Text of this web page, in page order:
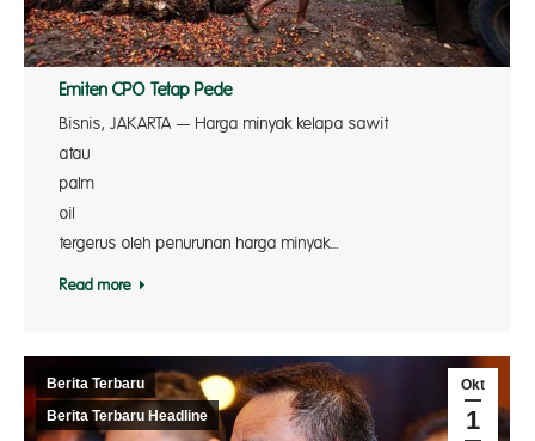
Emiten CPO Tetap Pede
Bisnis, JAKARTA — Harga minyak kelapa sawit
atau
palm
oil
tergerus oleh penurunan harga minyak…
Read more
Okt
1
Berita Terbaru
Berita Terbaru Headline